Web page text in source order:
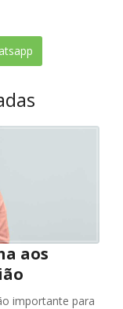
aos
importante para